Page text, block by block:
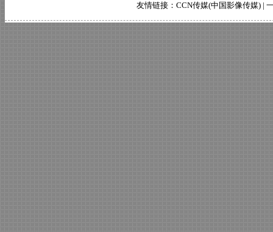
友情链接： CCN传媒(中国影像传媒) |